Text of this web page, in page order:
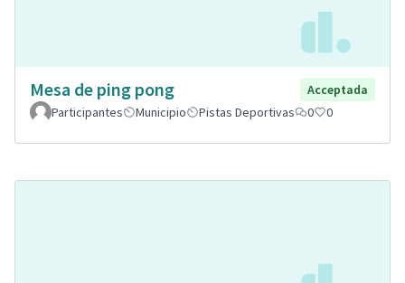
Mesa de ping pong
Acceptada
Participantes
Municipio Pistas Deportivas 0 0